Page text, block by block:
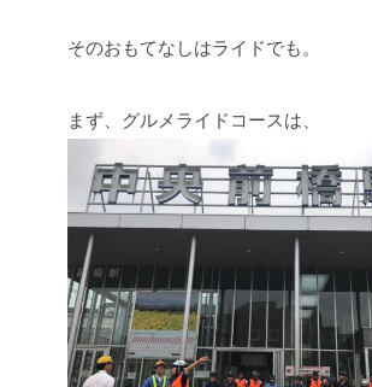
そのおもてなしはライドでも。
まず、グルメライドコースは、